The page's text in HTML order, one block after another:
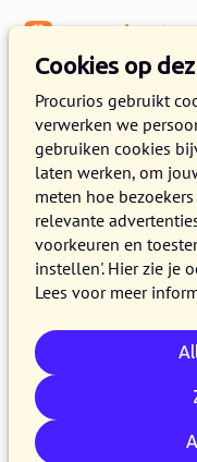
Cookies op
Procurios gebruikt
verwerken we
gebruiken cookies
laten werken, om
meten hoe
relevante
voorkeuren en
instellen'. Hier zie je
Lees voor meer
WEBLOG
Artikelen